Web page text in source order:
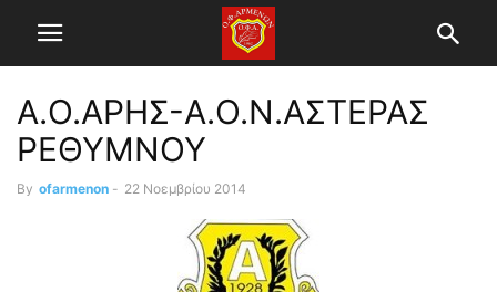
Α.Ο.ΑΡΗΣ-Α.Ο.Ν.ΑΣΤΕΡΑΣ
ΡΕΘΥΜΝΟΥ
By ofarmenon - 22 Νοεμβρίου 2014